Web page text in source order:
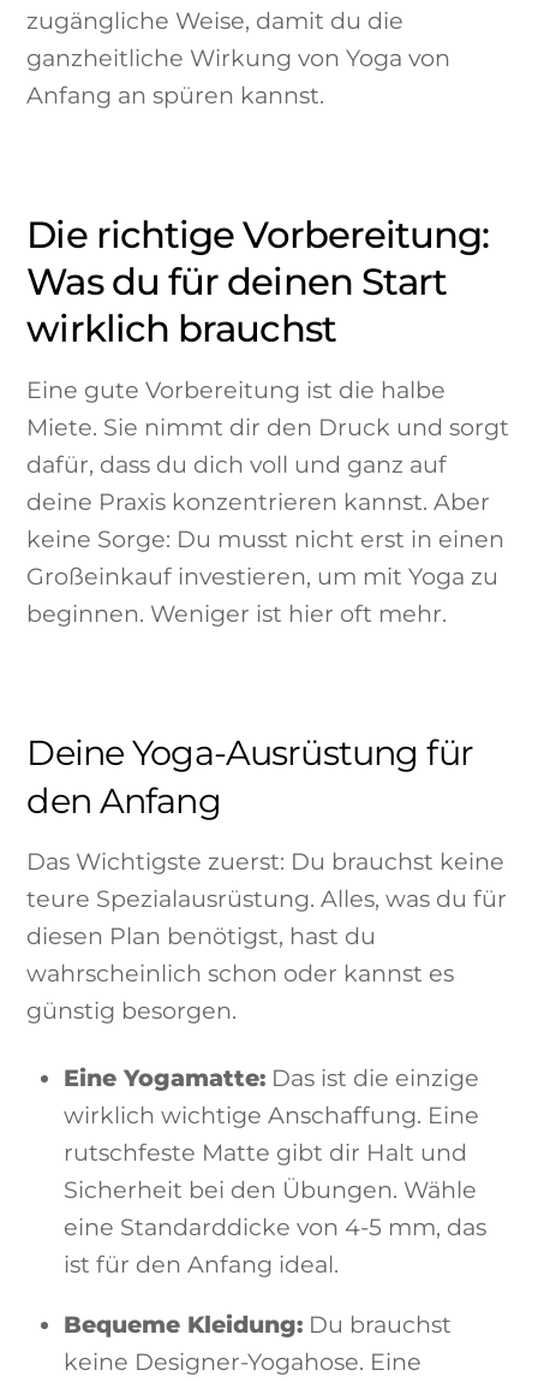
zugängliche Weise, damit du die
ganzheitliche Wirkung von Yoga von
Anfang an spüren kannst.
Die richtige Vorbereitung:
Was du für deinen Start
wirklich brauchst
Eine gute Vorbereitung ist die halbe
Miete. Sie nimmt dir den Druck und sorgt
dafür, dass du dich voll und ganz auf
deine Praxis konzentrieren kannst. Aber
keine Sorge: Du musst nicht erst in einen
Großeinkauf investieren, um mit Yoga zu
beginnen. Weniger ist hier oft mehr.
Deine Yoga-Ausrüstung für
den Anfang
Das Wichtigste zuerst: Du brauchst keine
teure Spezialausrüstung. Alles, was du für
diesen Plan benötigst, hast du
wahrscheinlich schon oder kannst es
günstig besorgen.
Eine Yogamatte: Das ist die einzige
wirklich wichtige Anschaffung. Eine
rutschfeste Matte gibt dir Halt und
Sicherheit bei den Übungen. Wähle
eine Standarddicke von 4-5 mm, das
ist für den Anfang ideal.
Bequeme Kleidung: Du brauchst
keine Designer-Yogahose. Eine